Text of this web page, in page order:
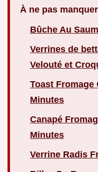
À ne pas
Bûche Au
Verrines de
Velouté et
Toast Fromage
Minutes
Canapé
Minutes
Verrine Radis